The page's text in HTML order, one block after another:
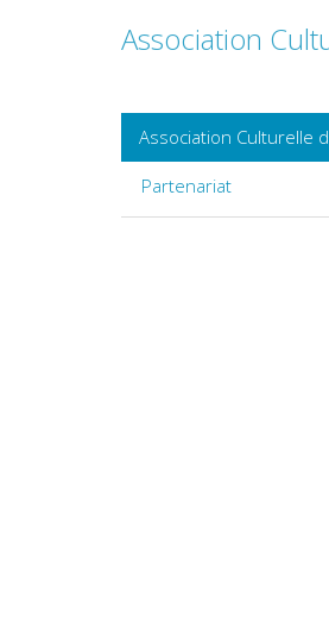
Association
Association Culturelle
Partenariat